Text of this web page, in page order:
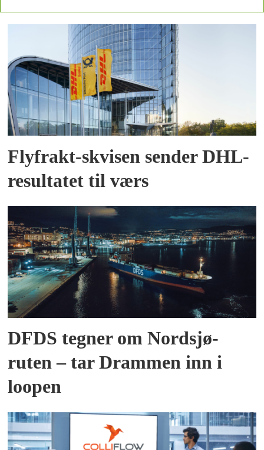
Flyfrakt-skvisen sender DHL-
resultatet til værs
DFDS tegner om Nordsjø-
ruten – tar Drammen inn i
loopen